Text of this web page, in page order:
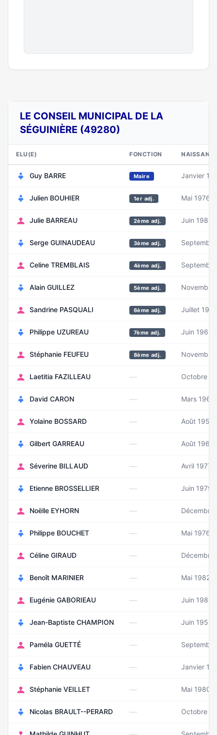
LE CONSEIL MUNICIPAL DE LA
SÉGUINIÈRE (49280)
ELU(E) FONCTION
Guy BARRE Maire Janvier
Julien BOUHIER 1er adj. Mai 1976
Julie BARREAU 2ème adj. Juin 1981
Serge GUINAUDEAU 3ème adj.
Celine TREMBLAIS 4ème adj.
Alain GUILLEZ 5ème adj. Novembre
Sandrine PASQUALI 6ème adj. Juillet 1979
Philippe UZUREAU 7ème adj. Juin 1963
Stéphanie FEUFEU 8ème adj. Novembre
Laetitia FAZILLEAU — Octobre
David CARON — Mars 1968
Yolaine BOSSARD — Août 1950
Gilbert GARREAU — Août 1960
Séverine BILLAUD — Avril 1977
Etienne BROSSELLIER — Juin 1979
Noëlle EYHORN — Décembre
Philippe BOUCHET — Mai 1976
Céline GIRAUD — Décembre
Benoît MARINIER — Mai 1982
Eugénie GABORIEAU — Juin 1983
Jean-Baptiste CHAMPION — Juin 1950
Paméla GUETTÉ —
Fabien CHAUVEAU — Janvier
Stéphanie VEILLET — Mai 1980
Nicolas BRAULT--PERARD — Octobre